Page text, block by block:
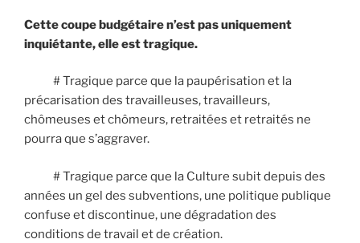
Cette coupe budgétaire n’est pas uniquement
inquiétante, elle est tragique.
# Tragique parce que la paupérisation et la
précarisation des travailleuses, travailleurs,
chômeuses et chômeurs, retraitées et retraités ne
pourra que s’aggraver.
# Tragique parce que la Culture subit depuis des
années un gel des subventions, une politique publique
confuse et discontinue, une dégradation des
conditions de travail et de création.